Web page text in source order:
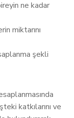
ne kadar
miktarını
şekli
katkılarını ve